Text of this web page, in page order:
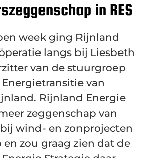
in RES
week ging Rijnland
langs bij Liesbeth
van de stuurgroep
van
Rijnland Energie
zeggenschap van
wind- en zonprojecten
en zou graag zien dat de